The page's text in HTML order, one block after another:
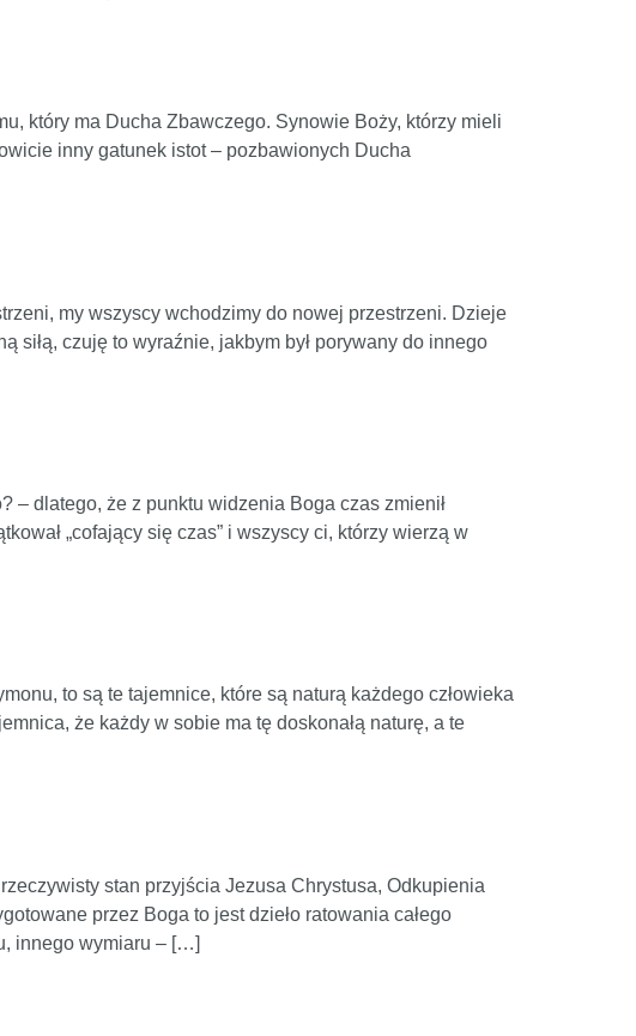
który ma Ducha Zbawczego. Synowie Boży, którzy mieli
inny gatunek istot – pozbawionych Ducha
my wszyscy wchodzimy do nowej przestrzeni. Dzieje
siłą, czuję to wyraźnie, jakbym był porywany do innego
– dlatego, że z punktu widzenia Boga czas zmienił
„cofający się czas” i wszyscy ci, którzy wierzą w
to są te tajemnice, które są naturą każdego człowieka
że każdy w sobie ma tę doskonałą naturę, a te
stan przyjścia Jezusa Chrystusa, Odkupienia
przez Boga to jest dzieło ratowania całego
innego wymiaru – […]